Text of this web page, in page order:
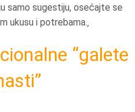
samo sugestiju, osećajte se
ukusu i potrebama.‚
“galete